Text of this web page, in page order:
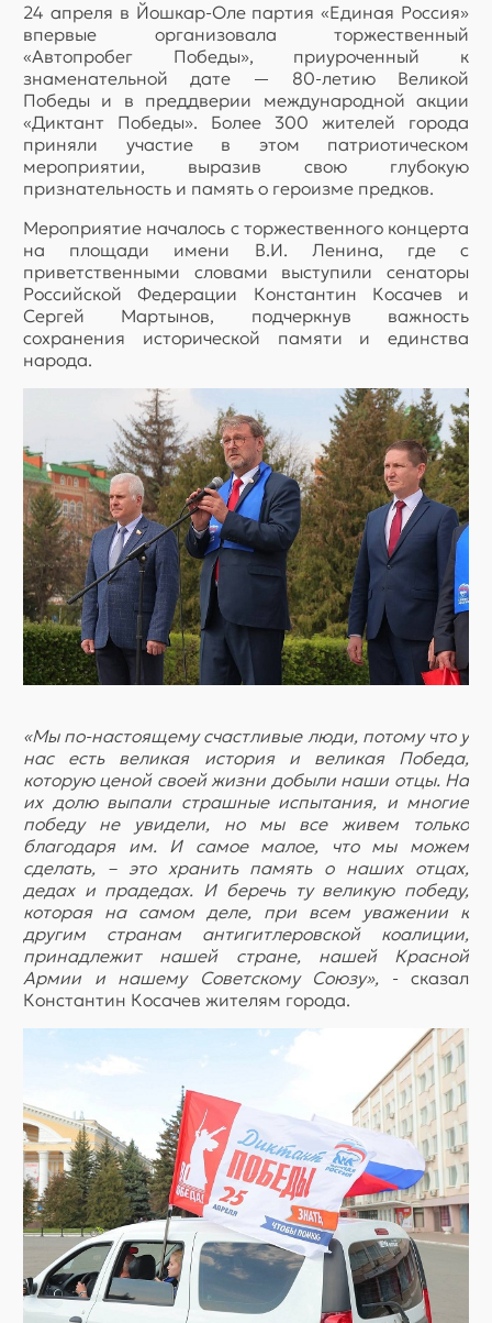
24 апреля в Йошкар-Оле партия «Единая Россия»
впервые организовала торжественный
«Автопробег Победы», приуроченный к
знаменательной дате — 80-летию Великой
Победы и в преддверии международной акции
«Диктант Победы». Более 300 жителей города
приняли участие в этом патриотическом
мероприятии, выразив свою глубокую
признательность и память о героизме предков.
Мероприятие началось с торжественного концерта
на площади имени В.И. Ленина, где с
приветственными словами выступили сенаторы
Российской Федерации Константин Косачев и
Сергей Мартынов, подчеркнув важность
сохранения исторической памяти и единства
народа.
«Мы по-настоящему счастливые люди, потому что у
нас есть великая история и великая Победа,
которую ценой своей жизни добыли наши отцы. На
их долю выпали страшные испытания, и многие
победу не увидели, но мы все живем только
благодаря им. И самое малое, что мы можем
сделать, – это хранить память о наших отцах,
дедах и прадедах. И беречь ту великую победу,
которая на самом деле, при всем уважении к
другим странам антигитлеровской коалиции,
принадлежит нашей стране, нашей Красной
Армии и нашему Советскому Союзу», - сказал
Константин Косачев жителям города.